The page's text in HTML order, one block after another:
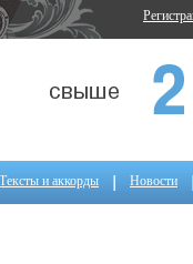
Тексты и аккорды Новости